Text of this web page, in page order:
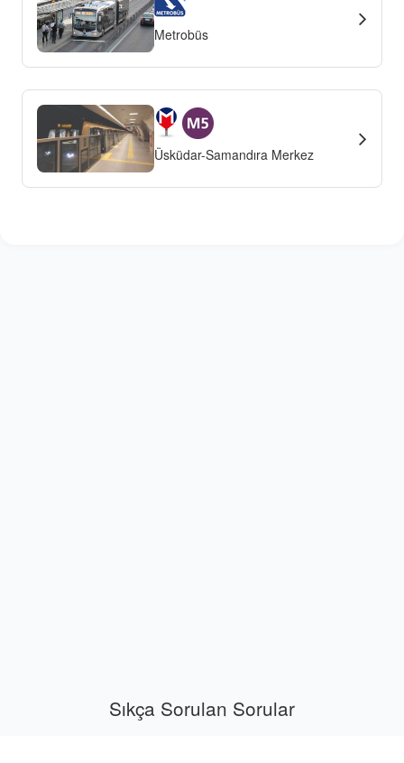
Metrobüs
Üsküdar-Samandıra Merkez
Sıkça Sorulan Sorular